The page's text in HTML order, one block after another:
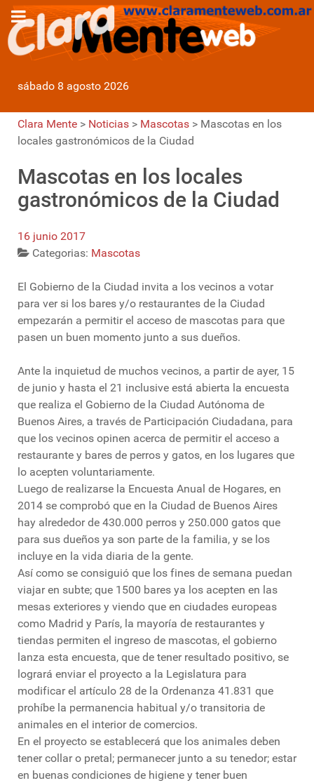
sábado 8 agosto 2026
Clara Mente > Noticias > Mascotas > Mascotas en los
locales gastronómicos de la Ciudad
Mascotas en los locales
gastronómicos de la Ciudad
16 junio 2017
Categorias: Mascotas
El Gobierno de la Ciudad invita a los vecinos a votar
para ver si los bares y/o restaurantes de la Ciudad
empezarán a permitir el acceso de mascotas para que
pasen un buen momento junto a sus dueños.
Ante la inquietud de muchos vecinos, a partir de ayer, 15
de junio y hasta el 21 inclusive está abierta la encuesta
que realiza el Gobierno de la Ciudad Autónoma de
Buenos Aires, a través de Participación Ciudadana, para
que los vecinos opinen acerca de permitir el acceso a
restaurante y bares de perros y gatos, en los lugares que
lo acepten voluntariamente.
Luego de realizarse la Encuesta Anual de Hogares, en
2014 se comprobó que en la Ciudad de Buenos Aires
hay alrededor de 430.000 perros y 250.000 gatos que
para sus dueños ya son parte de la familia, y se los
incluye en la vida diaria de la gente.
Así como se consiguió que los fines de semana puedan
viajar en subte; que 1500 bares ya los acepten en las
mesas exteriores y viendo que en ciudades europeas
como Madrid y París, la mayoría de restaurantes y
tiendas permiten el ingreso de mascotas, el gobierno
lanza esta encuesta, que de tener resultado positivo, se
logrará enviar el proyecto a la Legislatura para
modificar el artículo 28 de la Ordenanza 41.831 que
prohíbe la permanencia habitual y/o transitoria de
animales en el interior de comercios.
En el proyecto se establecerá que los animales deben
tener collar o pretal; permanecer junto a su tenedor; estar
en buenas condiciones de higiene y tener buen